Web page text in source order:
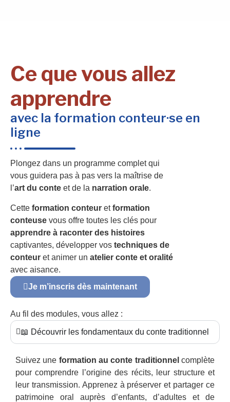
Ce que vous allez
apprendre
avec la formation conteur·se en
ligne
Plongez dans un programme complet qui
vous guidera pas à pas vers la maîtrise de
l’art du conte et de la narration orale.
Cette formation conteur etformation
conteuse vous offre toutes les clés pour
apprendre à raconter des histoires
captivantes, développer vos techniques de
conteur et animer un atelier conte et oralité
avec aisance.
Je m’inscris dès maintenant
Au fil des modules, vous allez :
📖 Découvrir les fondamentaux du conte traditionnel
Suivez une formation au conte traditionnel complète
pour comprendre l’origine des récits, leur structure et
leur transmission. Apprenez à préserver et partager ce
patrimoine oral auprès d’enfants, d’adultes et de